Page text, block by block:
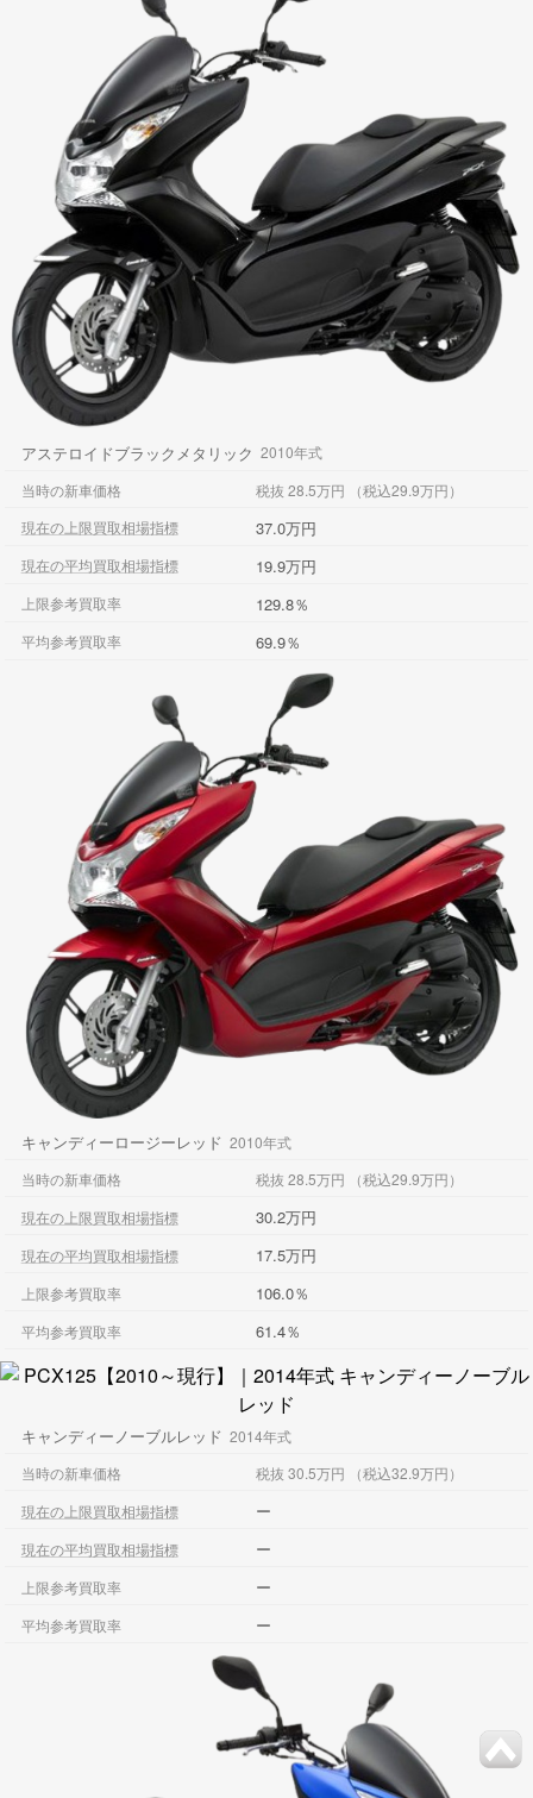
アステロイドブラックメタリック 2010年式
当時の新車価格
税抜 28.5万円 （税込29.9万円）
現在の上限買取相場指標
37.0万円
現在の平均買取相場指標 19.9万円
上限参考買取率 129.8％
平均参考買取率 69.9％
キャンディーロージーレッド 2010年式
当時の新車価格
税抜 28.5万円 （税込29.9万円）
現在の上限買取相場指標
30.2万円
現在の平均買取相場指標 17.5万円
上限参考買取率 106.0％
平均参考買取率 61.4％
キャンディーノーブルレッド 2014年式
当時の新車価格
税抜 30.5万円 （税込32.9万円）
現在の上限買取相場指標
ー
現在の平均買取相場指標 ー
上限参考買取率 ー
平均参考買取率 ー